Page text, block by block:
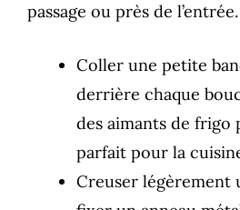
passage ou près de l’entrée.
Coller une petite
derrière chaque
des aimants de frigo
parfait pour la
Creuser légèrement